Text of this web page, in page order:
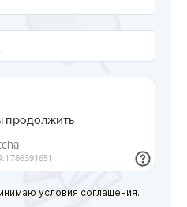
условия соглашения.